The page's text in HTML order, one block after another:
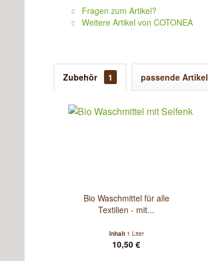
Fragen zum Artikel?
Weitere Artikel von COTONEA
Zubehör 1 passende Artikel
Bio Waschmittel für alle
Textilien - mit...
Inhalt 1 Liter
10,50 €